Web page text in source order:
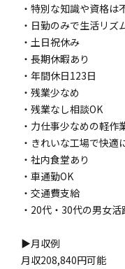
・特別な知識や資格は
・日勤のみで生活リズ
・土日祝休み
・長期休暇あり
・年間休日123日
・残業少なめ
・残業なし相談OK
・力仕事少なめの軽作
・きれいな工場で快適
・社内食堂あり
・車通勤OK
・交通費支給
・20代・30代の男女活
▶月収例
月収208,840円可能